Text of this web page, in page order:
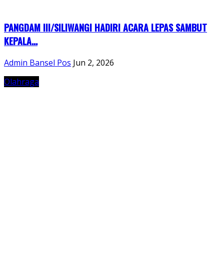
PANGDAM III/SILIWANGI HADIRI ACARA LEPAS SAMBUT
KEPALA...
Admin Bansel Pos Jun 2, 2026
Olahraga